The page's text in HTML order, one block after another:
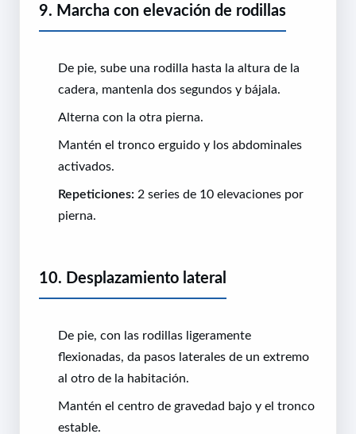
9. Marcha con elevación de rodillas
De pie, sube una rodilla hasta la altura de la
cadera, mantenla dos segundos y bájala.
Alterna con la otra pierna.
Mantén el tronco erguido y los abdominales
activados.
Repeticiones: 2 series de 10 elevaciones por
pierna.
10. Desplazamiento lateral
De pie, con las rodillas ligeramente
flexionadas, da pasos laterales de un extremo
al otro de la habitación.
Mantén el centro de gravedad bajo y el tronco
estable.